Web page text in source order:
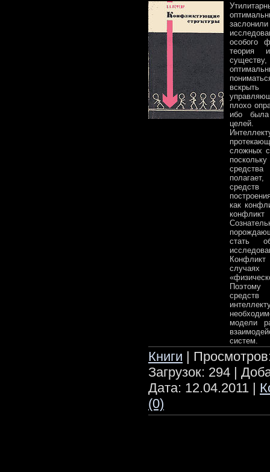
особого
теория
существу,
плохо
ибо
целей.
сложных
как
стать
модели
систем.
Книги |
Загрузок: 294 |
Дата: 12.04.2011 |
(0)